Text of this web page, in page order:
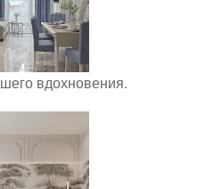
вдохновения.